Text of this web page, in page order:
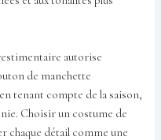
autorise
de manchette
tenant compte de la saison,
Choisir un costume de
chaque détail comme une